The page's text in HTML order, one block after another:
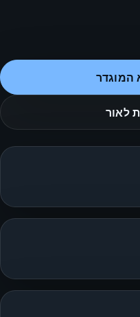
המוגדר
לאור